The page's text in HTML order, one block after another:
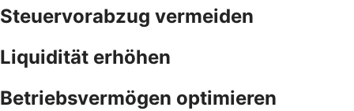
Steuervorabzug vermeiden
Liquidität erhöhen
Betriebsvermögen optimieren